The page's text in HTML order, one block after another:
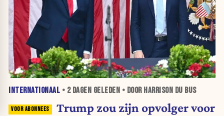
INTERNATIONAAL • 2 DAGEN GELEDEN • DOOR HARRISON DU BUS
Trump zou zijn opvolger voor